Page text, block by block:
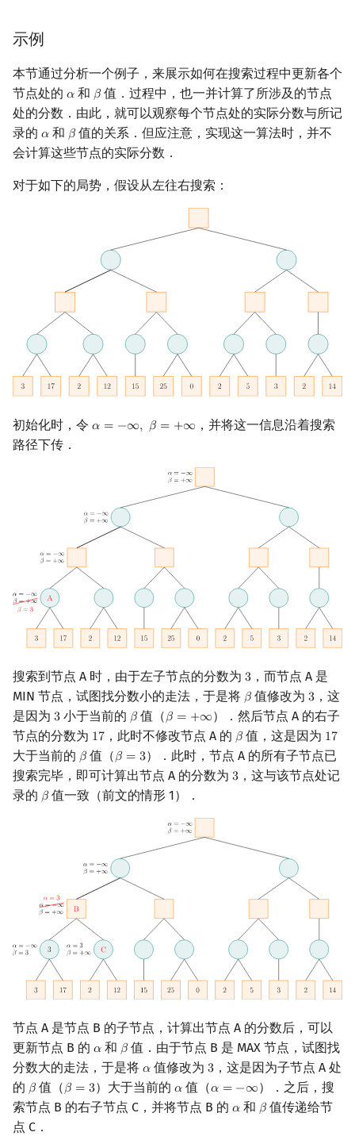
示例
本节通过分析一个例子，来展示如何在搜索过程中更新各个
节点处的 𝛼
α 和 𝛽
β 值．过程中，也一并计算了所涉及的节点
处的分数．由此，就可以观察每个节点处的实际分数与所记
录的 𝛼
α 和 𝛽
β 值的关系．但应注意，实现这一算法时，并不
会计算这些节点的实际分数．
对于如下的局势，假设从左往右搜索：
初始化时，令 𝛼 = −∞, 𝛽 = +∞
α=−∞, β= +∞
，并将这一信息沿着搜索
路径下传．
搜索到节点 A 时，由于左子节点的分数为 3
3 ，而节点 A 是
MIN 节点，试图找分数小的走法，于是将 𝛽
β 值修改为3
3 ，这
是因为 3
3 小于当前的 𝛽
β 值（𝛽 = +∞
β =+ ∞
）．然后节点 A 的右子
节点的分数为 17
17 ，此时不修改节点 A 的 𝛽
β 值，这是因为 17
17
大于当前的 𝛽
β 值（𝛽 = 3
β =3
）．此时，节点 A 的所有子节点已
搜索完毕，即可计算出节点 A 的分数为 3
3 ，这与该节点处记
录的 𝛽
β 值一致（前文的情形 1）．
节点 A 是节点 B 的子节点，计算出节点 A 的分数后，可以
更新节点 B 的 𝛼
α 和 𝛽
β 值．由于节点 B 是 MAX 节点，试图找
分数大的走法，于是将 𝛼
α 值修改为3
3 ，这是因为子节点 A 处
的 𝛽
β 值（𝛽 = 3
β =3 ）大于当前的 𝛼
α值（𝛼 = −∞
α=−∞
）．之后，搜
索节点 B 的右子节点 C，并将节点 B 的 𝛼
α 和 𝛽
β 值传递给节
点 C．